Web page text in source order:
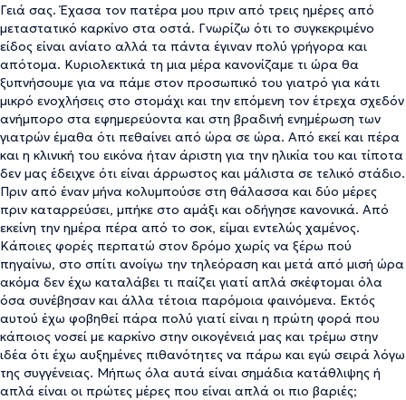
Γειά σας. Έχασα τον πατέρα μου πριν από τρεις ημέρες από
μεταστατικό καρκίνο στα οστά. Γνωρίζω ότι το συγκεκριμένο
είδος είναι ανίατο αλλά τα πάντα έγιναν πολύ γρήγορα και
απότομα. Κυριολεκτικά τη μια μέρα κανονίζαμε τι ώρα θα
ξυπνήσουμε για να πάμε στον προσωπικό του γιατρό για κάτι
μικρό ενοχλήσεις στο στομάχι και την επόμενη τον έτρεχα σχεδόν
ανήμπορο στα εφημερεύοντα και στη βραδινή ενημέρωση των
γιατρών έμαθα ότι πεθαίνει από ώρα σε ώρα. Από εκεί και πέρα
και η κλινική του εικόνα ήταν άριστη για την ηλικία του και τίποτα
δεν μας έδειχνε ότι είναι άρρωστος και μάλιστα σε τελικό στάδιο.
Πριν από έναν μήνα κολυμπούσε στη θάλασσα και δύο μέρες
πριν καταρρεύσει, μπήκε στο αμάξι και οδήγησε κανονικά. Από
εκείνη την ημέρα πέρα από το σοκ, είμαι εντελώς χαμένος.
Κάποιες φορές περπατώ στον δρόμο χωρίς να ξέρω πού
πηγαίνω, στο σπίτι ανοίγω την τηλεόραση και μετά από μισή ώρα
ακόμα δεν έχω καταλάβει τι παίζει γιατί απλά σκέφτομαι όλα
όσα συνέβησαν και άλλα τέτοια παρόμοια φαινόμενα. Εκτός
αυτού έχω φοβηθεί πάρα πολύ γιατί είναι η πρώτη φορά που
κάποιος νοσεί με καρκίνο στην οικογένειά μας και τρέμω στην
ιδέα ότι έχω αυξημένες πιθανότητες να πάρω και εγώ σειρά λόγω
της συγγένειας. Μήπως όλα αυτά είναι σημάδια κατάθλιψης ή
απλά είναι οι πρώτες μέρες που είναι απλά οι πιο βαριές;